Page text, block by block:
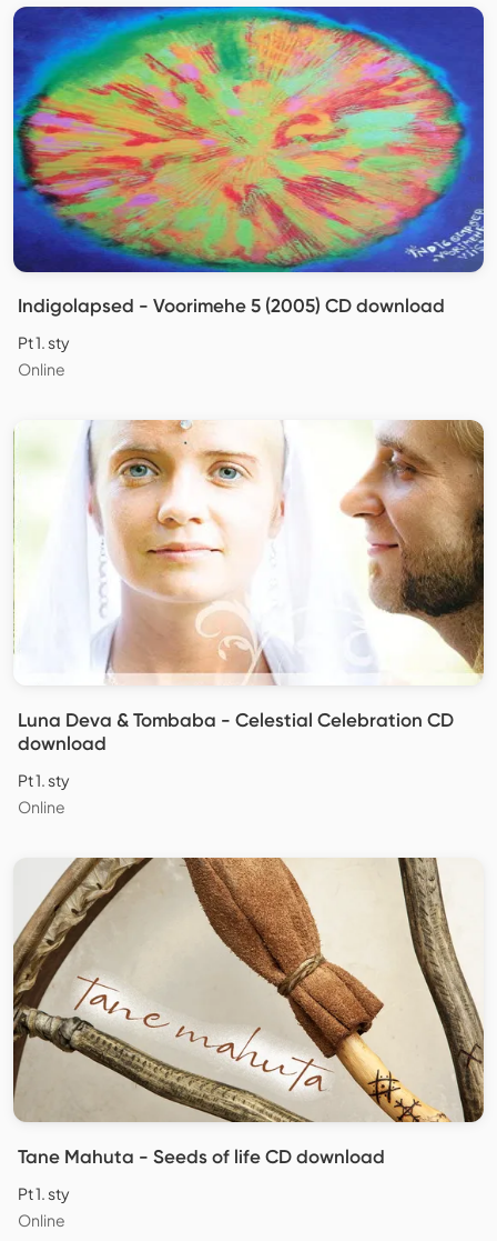
Indigolapsed - Voorimehe 5 (2005) CD download
Pt 1. sty
Online
Luna Deva & Tombaba - Celestial Celebration CD
download
Pt 1. sty
Online
Tane Mahuta - Seeds of life CD download
Pt 1. sty
Online